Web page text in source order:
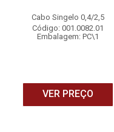
Cabo Singelo 0,4/2,5
Código: 001.0082.01
Embalagem: PC\1
VER PREÇO